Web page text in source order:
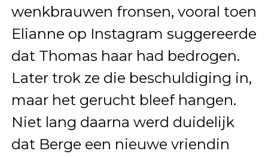
wenkbrauwen fronsen, vooral toen
Elianne op Instagram suggereerde
dat Thomas haar had bedrogen.
Later trok ze die beschuldiging in,
maar het gerucht bleef hangen.
Niet lang daarna werd duidelijk
dat Berge een nieuwe vriendin